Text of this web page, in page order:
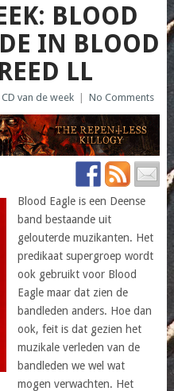
BLOOD
IN BLOOD
LL
CD van de week No Comments
Blood Eagle is een Deense
band bestaande uit
gelouterde muzikanten. Het
predikaat supergroep wordt
ook gebruikt voor Blood
Eagle maar dat zien de
bandleden anders. Hoe dan
ook, feit is dat gezien het
muzikale verleden van de
bandleden we wel wat
mogen verwachten. Het